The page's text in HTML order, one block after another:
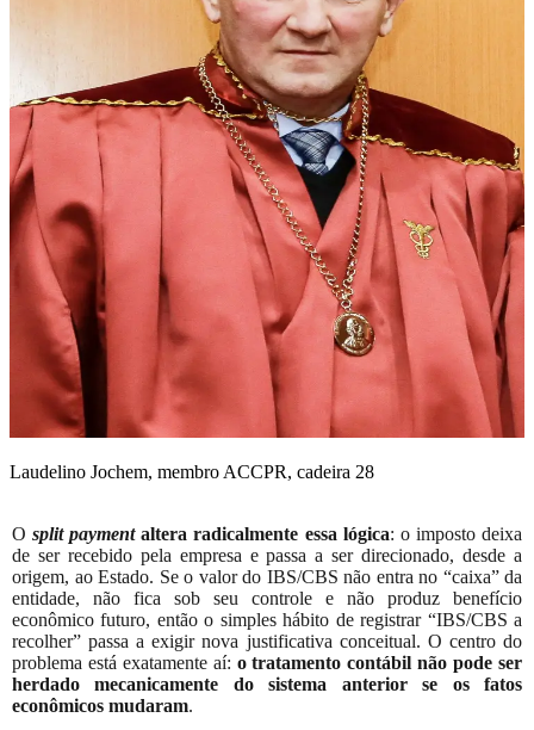
Laudelino Jochem, membro ACCPR, cadeira 28
Osplit paymentaltera radicalmente essa lógica: o imposto deixa
de ser recebido pela empresa e passa a ser direcionado, desde a
origem, ao Estado. Se o valor do IBS/CBS não entra no “caixa” da
entidade, não fica sob seu controle e não produz benefício
econômico futuro, então o simples hábito de registrar “IBS/CBS a
recolher” passa a exigir nova justificativa conceitual. O centro do
problema está exatamente aí: o tratamento contábil não pode ser
herdado mecanicamente do sistema anterior se os fatos
econômicos mudaram.